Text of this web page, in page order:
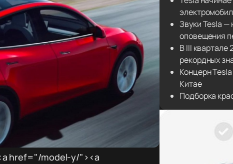
href="/model-y/"><a
Звуки Tesla —
оповещения
В III квартале
рекордных
Концерн
Китае
Подборка